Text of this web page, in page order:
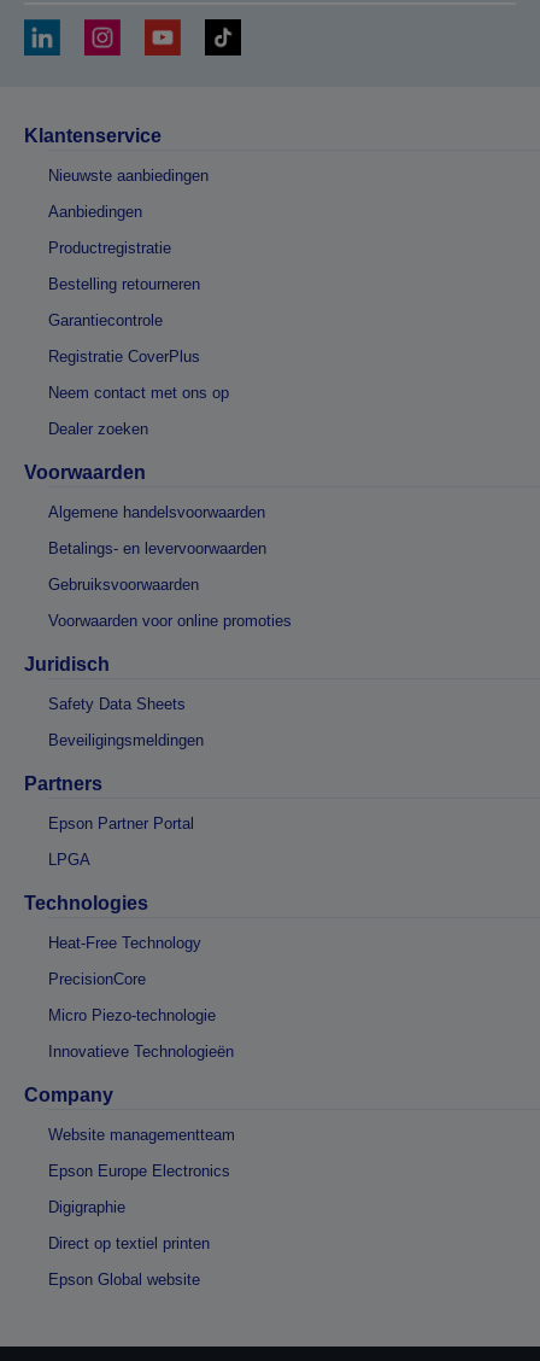
Klantenservice
Nieuwste aanbiedingen
Aanbiedingen
Productregistratie
Bestelling retourneren
Garantiecontrole
Registratie CoverPlus
Neem contact met ons op
Dealer zoeken
Voorwaarden
Algemene handelsvoorwaarden
Betalings- en levervoorwaarden
Gebruiksvoorwaarden
Voorwaarden voor online promoties
Juridisch
Safety Data Sheets
Beveiligingsmeldingen
Partners
Epson Partner Portal
LPGA
Technologies
Heat-Free Technology
PrecisionCore
Micro Piezo-technologie
Innovatieve Technologieën
Company
Website managementteam
Epson Europe Electronics
Digigraphie
Direct op textiel printen
Epson Global website